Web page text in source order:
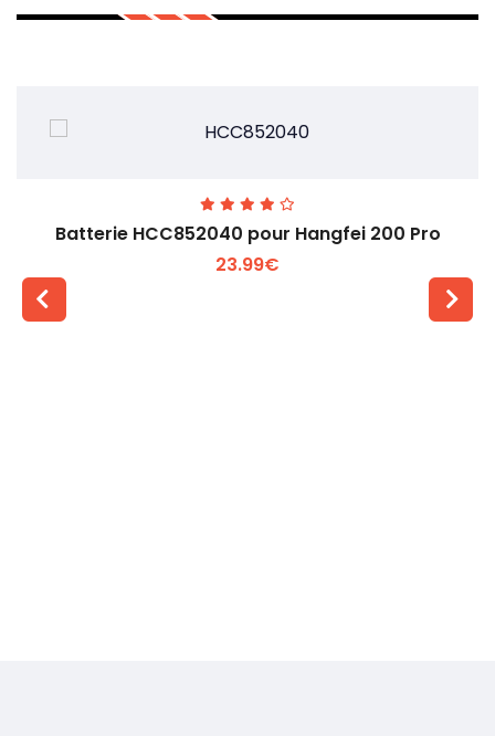
Batterie HCC852040 pour Hangfei 200 Pro
23.99€